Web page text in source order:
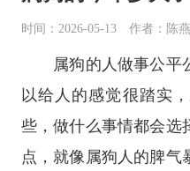
时间：2026-05-13 作者：陈
属狗的人做事公平
以给人的感觉很踏实
些，做什么事情都会选
点，就像属狗人的脾气